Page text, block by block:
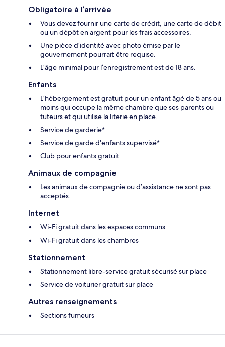
Obligatoire à l’arrivée
Vous devez fournir une carte de crédit, une carte de débit
ou un dépôt en argent pour les frais accessoires.
Une pièce d’identité avec photo émise par le
gouvernement pourrait être requise.
L’âge minimal pour l’enregistrement est de 18 ans.
Enfants
L’hébergement est gratuit pour un enfant âgé de 5 ans ou
moins qui occupe la même chambre que ses parents ou
tuteurs et qui utilise la literie en place.
Service de garderie*
Service de garde d'enfants supervisé*
Club pour enfants gratuit
Animaux de compagnie
Les animaux de compagnie ou d’assistance ne sont pas
acceptés.
Internet
Wi-Fi gratuit dans les espaces communs
Wi-Fi gratuit dans les chambres
Stationnement
Stationnement libre-service gratuit sécurisé sur place
Service de voiturier gratuit sur place
Autres renseignements
Sections fumeurs